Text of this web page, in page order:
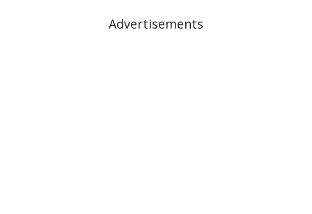
Advertisements